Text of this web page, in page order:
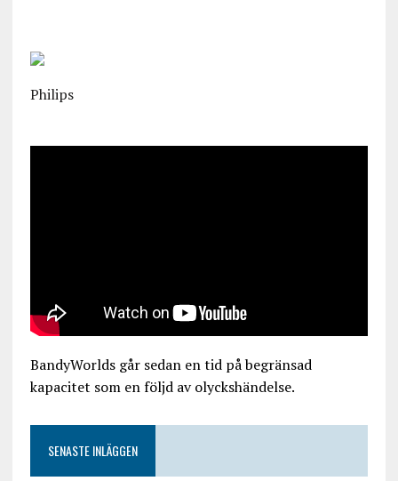
Philips
BandyWorlds går sedan en tid på begränsad
kapacitet som en följd av olyckshändelse.
SENASTE INLÄGGEN